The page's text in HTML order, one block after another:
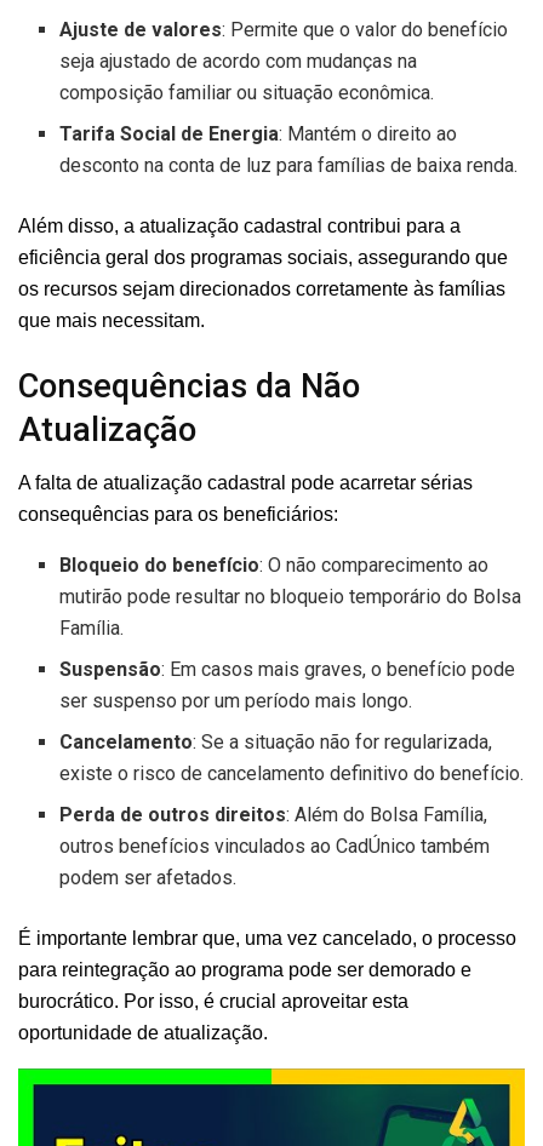
Ajuste de valores: Permite que o valor do benefício
seja ajustado de acordo com mudanças na
composição familiar ou situação econômica.
Tarifa Social de Energia: Mantém o direito ao
desconto na conta de luz para famílias de baixa renda.
Além disso, a atualização cadastral contribui para a
eficiência geral dos programas sociais, assegurando que
os recursos sejam direcionados corretamente às famílias
que mais necessitam.
Consequências da Não
Atualização
A falta de atualização cadastral pode acarretar sérias
consequências para os beneficiários:
Bloqueio do benefício: O não comparecimento ao
mutirão pode resultar no bloqueio temporário do Bolsa
Família.
Suspensão: Em casos mais graves, o benefício pode
ser suspenso por um período mais longo.
Cancelamento: Se a situação não for regularizada,
existe o risco de cancelamento definitivo do benefício.
Perda de outros direitos: Além do Bolsa Família,
outros benefícios vinculados ao CadÚnico também
podem ser afetados.
É importante lembrar que, uma vez cancelado, o processo
para reintegração ao programa pode ser demorado e
burocrático. Por isso, é crucial aproveitar esta
oportunidade de atualização.